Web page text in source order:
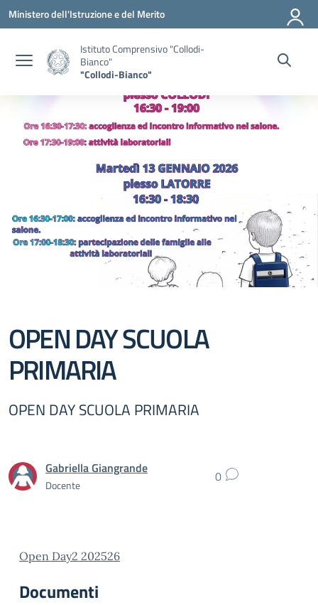
Vai ai contenuti
Vai al menu di navigazione
Vai al footer
Ministero dell'Istruzione e del Merito
Istituto Comprensivo "Collodi-
Bianco"
"Collodi-Bianco"
OPEN DAY SCUOLA
PRIMARIA
OPEN DAY SCUOLA PRIMARIA
Gabriella Giangrande
Docente 0
Open Day2 202526
Documenti